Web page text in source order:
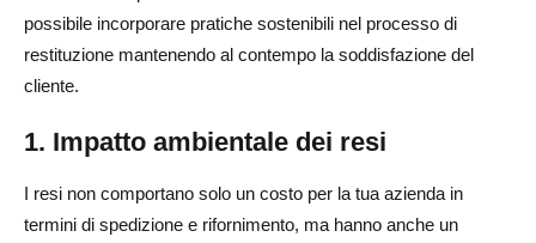
possibile incorporare pratiche sostenibili nel processo di
restituzione mantenendo al contempo la soddisfazione del
cliente.
1. Impatto ambientale dei resi
I resi non comportano solo un costo per la tua azienda in
termini di spedizione e rifornimento, ma hanno anche un